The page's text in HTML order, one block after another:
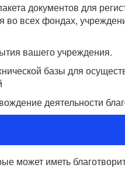
документов для
во всех фондах,
вашего учреждения.
базы для
деятельности
может иметь